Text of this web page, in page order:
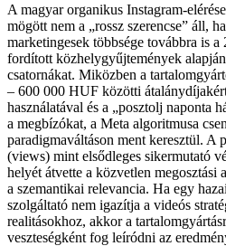
A magyar organikus Instagram-
mögött nem a „rossz szerencse” áll,
marketingesek többsége továbbra is
fordított közhelygyűjtemények
csatornákat. Miközben a
– 600 000 HUF közötti
használatával és a „posztolj naponta
a megbízókat, a Meta algoritmusa
paradigmaváltáson ment keresztül. A
(views) mint elsődleges sikermutató
helyét átvette a közvetlen megosztási
a szemantikai relevancia. Ha egy
szolgáltató nem igazítja a videós
realitásokhoz, akkor a
veszteségként fog leíródni az